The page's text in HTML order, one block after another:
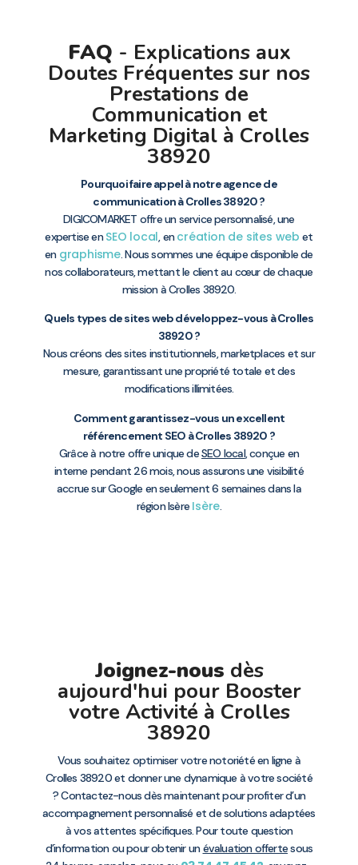
FAQ - Explications aux
Doutes Fréquentes sur nos
Prestations de
Communication et
Marketing Digital à Crolles
38920
Pourquoi faire appel à notre agence de
communication à Crolles 38920 ?
DIGICOMARKET offre un service personnalisé, une
expertise enSEO local, encréation de sites web et
en graphisme. Nous sommes une équipe disponible de
nos collaborateurs, mettant le client au cœur de chaque
mission à Crolles 38920.
Quels types de sites web développez-vous à Crolles
38920 ?
Nous créons des sites institutionnels, marketplaces et sur
mesure, garantissant une propriété totale et des
modifications illimitées.
Comment garantissez-vous un excellent
référencement SEO à Crolles 38920 ?
Grâce à notre offre unique deSEO local, conçue en
interne pendant 26 mois, nous assurons une visibilité
accrue sur Google en seulement 6 semaines dans la
région Isère Isère.
Joignez-nous dès
aujourd'hui pour Booster
votre Activité à Crolles
38920
Vous souhaitez optimiser votre notoriété en ligne à
Crolles 38920 et donner une dynamique à votre société
? Contactez-nous dès maintenant pour profiter d’un
accompagnement personnalisé et de solutions adaptées
à vos attentes spécifiques. Pour toute question
d’information ou pour obtenir unévaluation offertesous